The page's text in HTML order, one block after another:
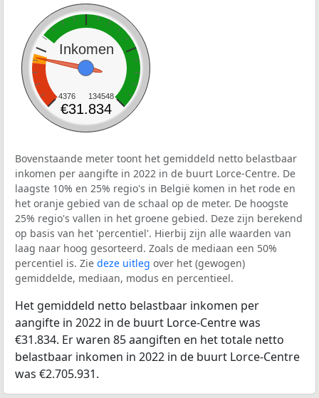
Inkomen
4376 134548
€31.834
Bovenstaande meter toont het gemiddeld netto belastbaar
inkomen per aangifte in 2022 in de buurt Lorce-Centre. De
laagste 10% en 25% regio's in België komen in het rode en
het oranje gebied van de schaal op de meter. De hoogste
25% regio's vallen in het groene gebied. Deze zijn berekend
op basis van het 'percentiel'. Hierbij zijn alle waarden van
laag naar hoog gesorteerd. Zoals de mediaan een 50%
percentiel is. Zie deze uitleg over het (gewogen)
gemiddelde, mediaan, modus en percentieel.
Het gemiddeld netto belastbaar inkomen per
aangifte in 2022 in de buurt Lorce-Centre was
€31.834. Er waren 85 aangiften en het totale netto
belastbaar inkomen in 2022 in de buurt Lorce-Centre
was €2.705.931.